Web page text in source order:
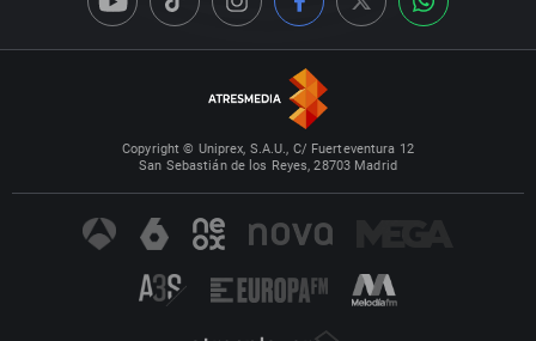
Copyright © Uniprex, S.A.U., C/ Fuerteventura 12
San Sebastián de los Reyes, 28703 Madrid